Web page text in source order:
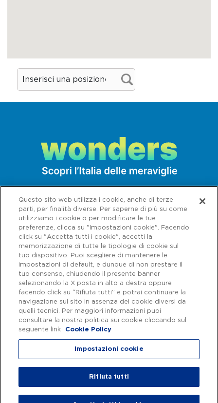
Capitale sociale € 622.027.000,00 interamente versato - Codice fiscale e
n. di iscrizione al Registro delle Imprese di Roma 07516911000 | C.C.I.A.A.
Roma n. 1037417 - P.IVA: 07516911000 - Sede Legale: via A. Bergamini, 50
Autostrade per l'Italia Spa, Tutti i diritti riservati
Questo sito web utilizza i cookie, anche di terze
parti, per finalità diverse. Per saperne di più su come
utilizziamo i cookie o per modificare le tue
preferenze, clicca su "Impostazioni cookie". Facendo
click su "Accetta tutti i cookie", accetti la
memorizzazione di tutte le tipologie di cookie sul
tuo dispositivo. Puoi scegliere di mantenere le
impostazioni di default, e dunque di non prestare il
tuo consenso, chiudendo il presente banner
selezionando la X posta in alto a destra oppure
facendo click su “Rifiuta tutti” e potrai continuare la
navigazione sul sito in assenza dei cookie diversi da
quelli tecnici. Per maggiori informazioni puoi
consultare la nostra politica sui cookie cliccando sul
seguente link
Cookie Policy
Impostazioni cookie
Rifiuta tutti